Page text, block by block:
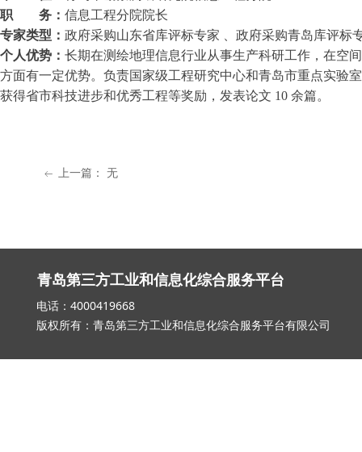
职 务： 信息工程分院院长
专家类型： 政府采购山东省库评标专家 、政府采购青岛库评标
个人优势： 长期在测绘地理信息行业从事生产科研工作，在空
方面有一定优势。负责国家级工程研究中心和青岛市重点实验
获得省市科技进步和优秀工程等奖励，发表论文 10 余篇。
ꂃ 上一篇： 无
青岛第三方工业和信息化综合服务平台
电话：4000419668 邮箱：
版权所有：青岛第三方工业和信息化综合服务平台有